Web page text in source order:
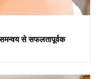
से सफलतापूर्वक